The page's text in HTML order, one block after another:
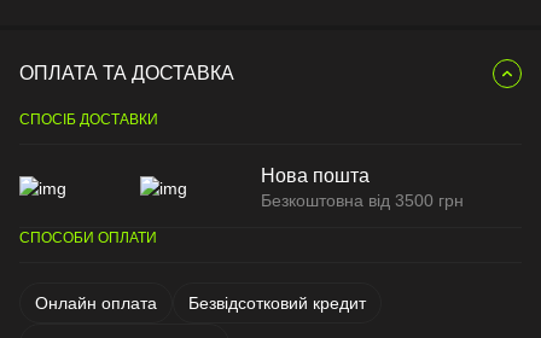
ОПЛАТА ТА ДОСТАВКА
СПОСІБ ДОСТАВКИ
Нова пошта
Безкоштовна від 3500 грн
СПОСОБИ ОПЛАТИ
Онлайн оплата Безвідсотковий кредит